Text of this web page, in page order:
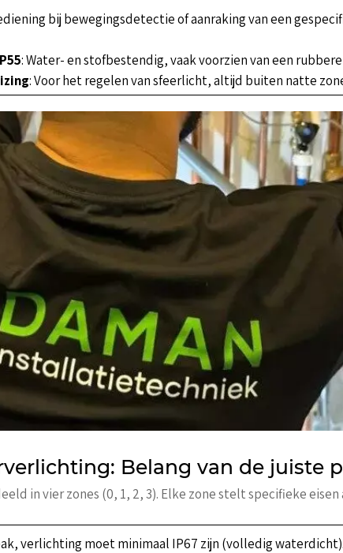
bij bewegingsdetectie of aanraking van een
: Water- en stofbestendig, vaak voorzien van een
: Voor het regelen van sfeerlicht, altijd buiten natte
Belang van de juiste
in vier zones (0, 1, 2, 3). Elke zone stelt specifieke
verlichting moet minimaal IP67 zijn (volledig waterdicht).